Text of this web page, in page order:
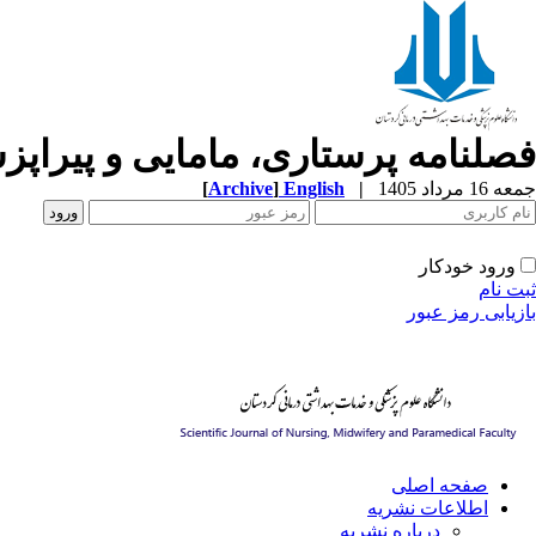
فصلنامه پرستاری، مامایی و
جمعه 16 مرداد 1405 |
English
[Archive]
ورود خودکار
ثبت نام
بازیابی رمز عبور
صفحه اصلی
اطلاعات نشریه
درباره نشریه